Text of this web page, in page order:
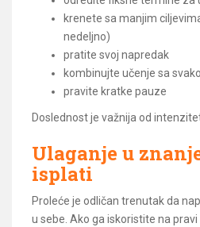
krenete sa manjim
nedeljno)
pratite svoj napredak
kombinujte učenje sa
pravite kratke pauze
Doslednost je važnija od
Ulaganje u
isplati
Proleće je odličan trenutak da
u sebe. Ako ga iskoristite na